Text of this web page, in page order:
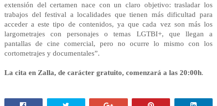
extensión del certamen nace con un claro objetivo: trasladar los
trabajos del festival a localidades que tienen más dificultad para
acceder a este tipo de contenidos, ya que cada vez son más los
largometrajes con personajes o temas LGTBI+, que llegan a
pantallas de cine comercial, pero no ocurre lo mismo con los
cortometrajes y documentales”.
La cita en Zalla, de carácter gratuito, comenzará a las 20:00h.